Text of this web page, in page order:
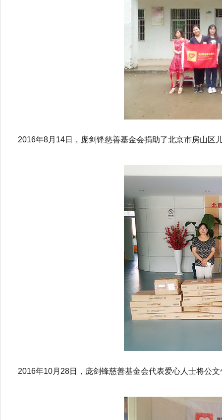
2016年8月14日，庞剑锋慈善基金会捐助了北京市房山区
2016年10月28日，庞剑锋慈善基金会代表爱心人士将公